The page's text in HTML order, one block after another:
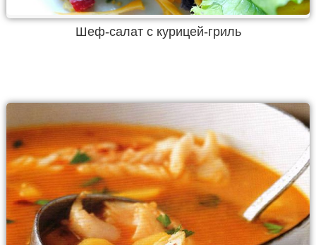
Шеф-салат с курицей-гриль